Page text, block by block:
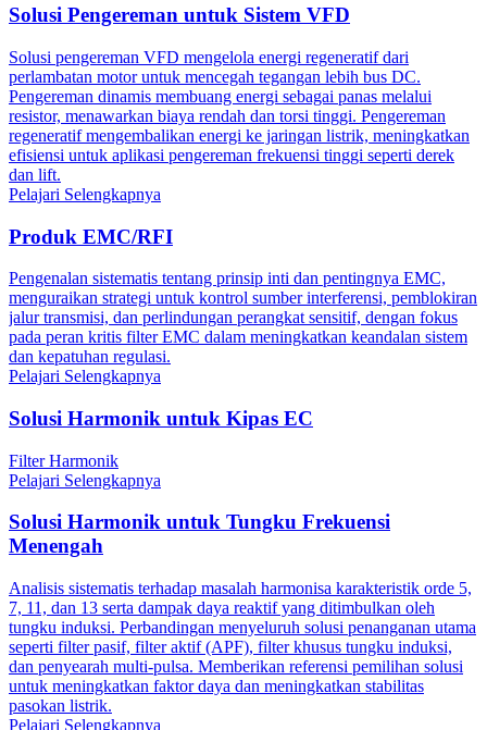
Solusi Pengereman untuk Sistem VFD
Solusi pengereman VFD mengelola energi regeneratif dari
perlambatan motor untuk mencegah tegangan lebih bus DC.
Pengereman dinamis membuang energi sebagai panas melalui
resistor, menawarkan biaya rendah dan torsi tinggi. Pengereman
regeneratif mengembalikan energi ke jaringan listrik, meningkatkan
efisiensi untuk aplikasi pengereman frekuensi tinggi seperti derek
dan lift.
Pelajari Selengkapnya
Produk EMC/RFI
Pengenalan sistematis tentang prinsip inti dan pentingnya EMC,
menguraikan strategi untuk kontrol sumber interferensi, pemblokiran
jalur transmisi, dan perlindungan perangkat sensitif, dengan fokus
pada peran kritis filter EMC dalam meningkatkan keandalan sistem
dan kepatuhan regulasi.
Pelajari Selengkapnya
Solusi Harmonik untuk Kipas EC
Filter Harmonik
Pelajari Selengkapnya
Solusi Harmonik untuk Tungku Frekuensi
Menengah
Analisis sistematis terhadap masalah harmonisa karakteristik orde 5,
7, 11, dan 13 serta dampak daya reaktif yang ditimbulkan oleh
tungku induksi. Perbandingan menyeluruh solusi penanganan utama
seperti filter pasif, filter aktif (APF), filter khusus tungku induksi,
dan penyearah multi-pulsa. Memberikan referensi pemilihan solusi
untuk meningkatkan faktor daya dan meningkatkan stabilitas
pasokan listrik.
Pelajari Selengkapnya